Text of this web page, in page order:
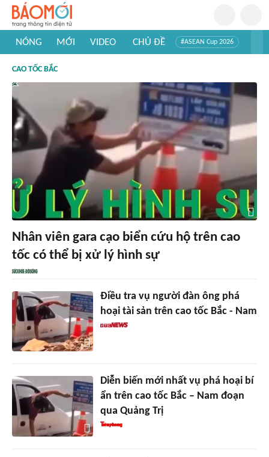
NÓNG MỚI VIDEO CHỦ ĐỀ #ASEAN Cup 2026
#Khám phá thế giới
CAO TỐC BẮC
Nhân viên gara cạo biển cứu hộ trên cao
tốc có thể bị xử lý hình sự
Điều tra vụ người đàn ông phá
hoại tài sản trên cao tốc Bắc - Nam
Diễn biến mới nhất vụ phá hoại bí
ẩn trên cao tốc Bắc – Nam đoạn
qua Quảng Trị